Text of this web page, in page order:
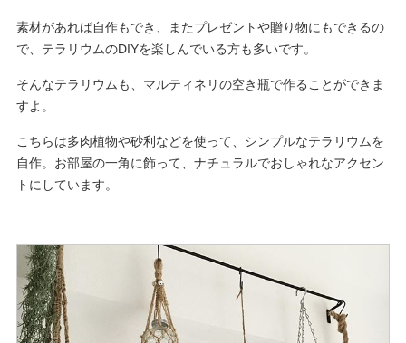
素材があれば自作もでき、またプレゼントや贈り物にもできるの
で、テラリウムのDIYを楽しんでいる方も多いです。
そんなテラリウムも、マルティネリの空き瓶で作ることができま
すよ。
こちらは多肉植物や砂利などを使って、シンプルなテラリウムを
自作。お部屋の一角に飾って、ナチュラルでおしゃれなアクセン
トにしています。